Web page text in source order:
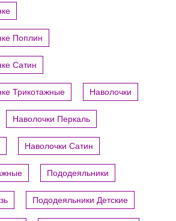
Поплин
Сатин
Трикотажные Наволочки
Наволочки Перкаль
Наволочки Сатин
Пододеяльники
Пододеяльники Детские